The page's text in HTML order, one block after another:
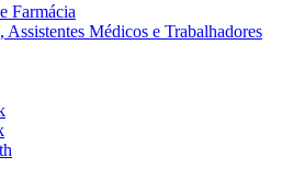
Farmácia
Assistentes Médicos e Trabalhadores